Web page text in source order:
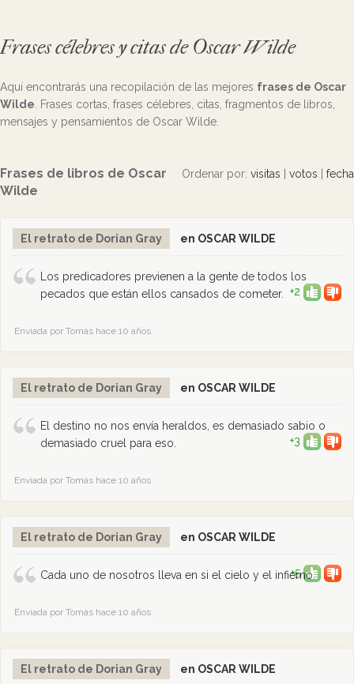
Frases célebres y citas de Oscar Wilde
Aquí encontrarás una recopilación de las mejores frases de Oscar
Wilde . Frases cortas, frases célebres, citas, fragmentos de libros,
mensajes y pensamientos de Oscar Wilde.
Ordenar por: visitas votos fecha
Frases de libros de Oscar
Wilde
El retrato de Dorian Gray en OSCAR WILDE
Los predicadores previenen a la gente de todos los
pecados que están ellos cansados de cometer.
+2
Enviada por Tomás hace 10 años
El retrato de Dorian Gray en OSCAR WILDE
El destino no nos envía heraldos, es demasiado sabio o
demasiado cruel para eso.
+3
Enviada por Tomás hace 10 años
El retrato de Dorian Gray en OSCAR WILDE
Cada uno de nosotros lleva en si el cielo y el infierno.
+5
Enviada por Tomás hace 10 años
El retrato de Dorian Gray en OSCAR WILDE